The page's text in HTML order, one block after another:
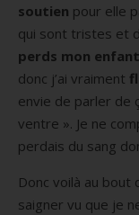
soutien pour elle
qui sont tristes et
perds mon enfant
donc j’ai vraiment
envie de parler de
ventre ». Je ne
perdais du sang
Donc voilà au bout
saigner vu que je